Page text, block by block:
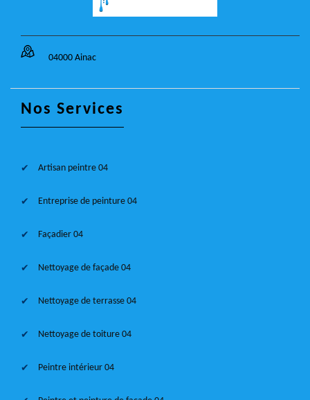
04000 Ainac
Nos Services
Artisan peintre 04
Entreprise de peinture 04
Façadier 04
Nettoyage de façade 04
Nettoyage de terrasse 04
Nettoyage de toiture 04
Peintre intérieur 04